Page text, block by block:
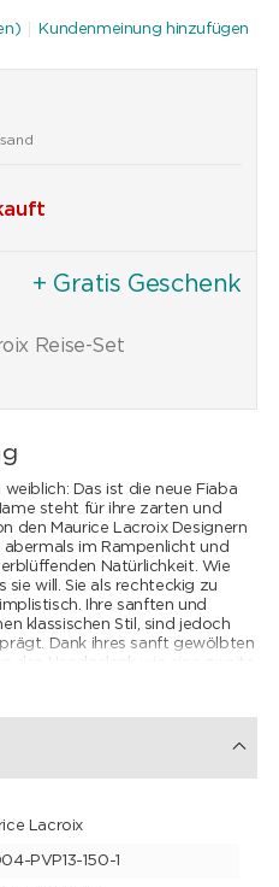
Kundenmeinung hinzufügen
+ Gratis Geschenk
Reise-Set
Das ist die neue Fiaba
steht für ihre zarten und
den Maurice Lacroix Designern
im Rampenlicht und
Natürlichkeit. Wie
sie will. Sie als rechteckig zu
Ihre sanften und
klassischen Stil, sind jedoch
Dank ihres sanft gewölbten
Rundungen an. Ein
verleiht dem Ensemble
charmant, kokett, verführerisch -
Lacroix
PVP13-150-1